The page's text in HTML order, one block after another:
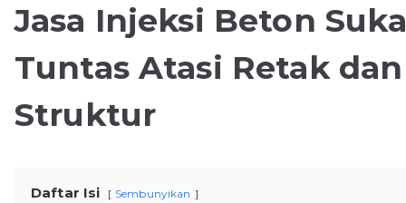
Jasa Injeksi Beton
Tuntas Atasi Retak
Struktur
Daftar Isi Sembunyikan